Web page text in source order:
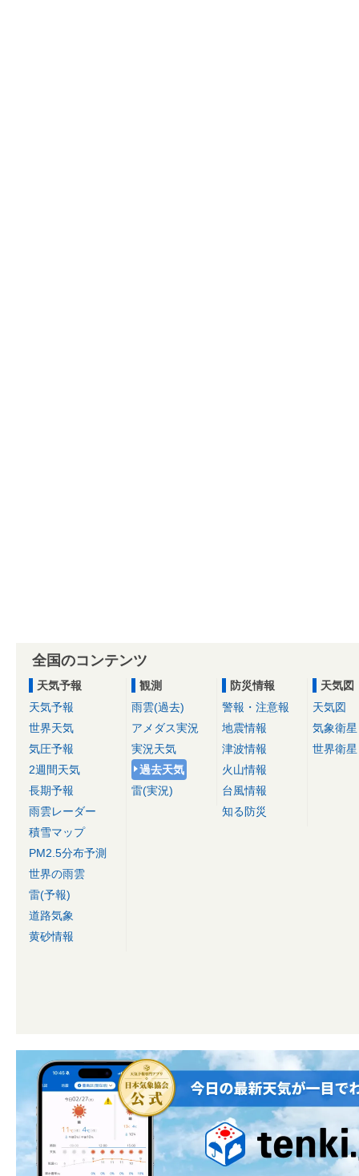
全国のコンテンツ
天気予報
天気予報
世界天気
気圧予報
2週間天気
長期予報
雨雲レーダー
積雪マップ
PM2.5分布予測
世界の雨雲
雷(予報)
道路気象
黄砂情報
観測
雨雲(過去)
アメダス実況
実況天気
過去天気
雷(実況)
防災情報
警報・注意報
地震情報
津波情報
火山情報
台風情報
知る防災
天気図
天気図
気象衛星
世界衛星